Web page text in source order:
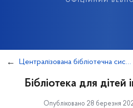
Централізована бібліотечна система "Свічадо"
Бібліотека для
Опубліковано 28 березня